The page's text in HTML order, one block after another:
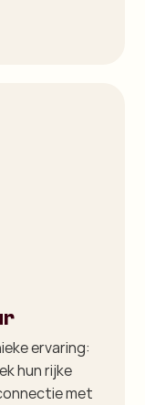
ervaring:
hun rijke
met